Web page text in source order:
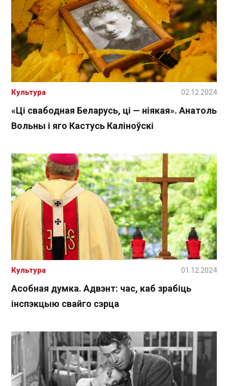
«Ці свабодная Беларусь, ці — ніякая». Анатоль
Вольны і яго Кастусь Каліноўскі
Культура 02.12.2024
Асобная думка. Адвэнт: час, каб зрабіць
інспэкцыю свайго сэрца
Культура 01.12.2024